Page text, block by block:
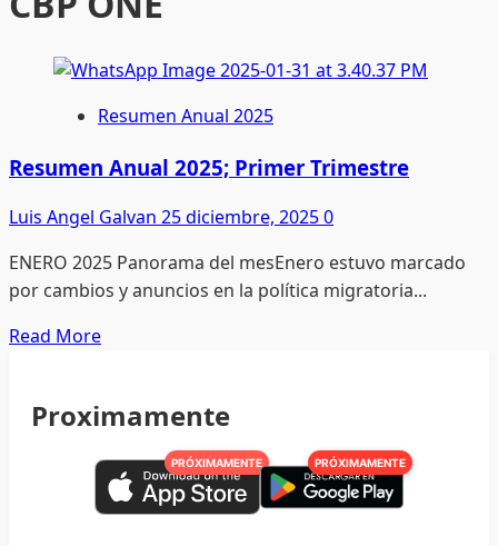
Resumen Anual 2025
Resumen Anual 2025; Primer Trimestre
Luis Angel Galvan 25 diciembre, 20250
ENERO 2025 Panorama del mesEnero estuvo marcado
por cambios y anuncios en la política migratoria...
Read MoreRead
Resumen
2025;
Primer
Proximamente
PRÓXIMAMENTE PRÓXIMAMENTE